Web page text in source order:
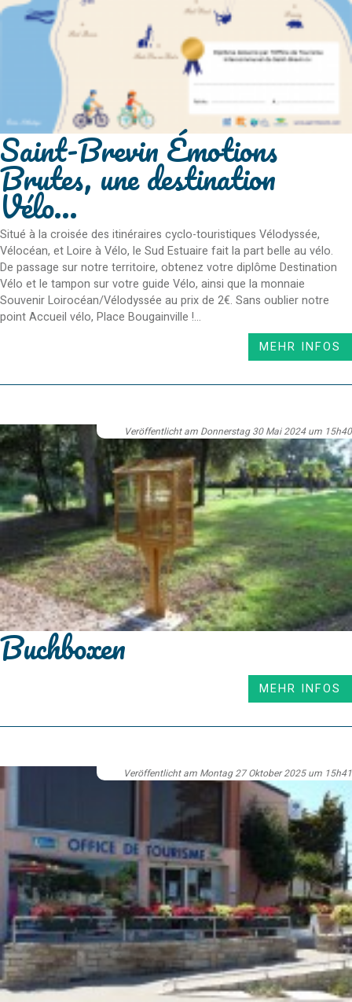
Saint-Brevin Émotions
Brutes, une destination
Vélo...
Situé à la croisée des itinéraires cyclo-touristiques Vélodyssée,
Vélocéan, et Loire à Vélo, le Sud Estuaire fait la part belle au vélo.
De passage sur notre territoire, obtenez votre diplôme Destination
Vélo et le tampon sur votre guide Vélo, ainsi que la monnaie
Souvenir Loirocéan/Vélodyssée au prix de 2€. Sans oublier notre
point Accueil vélo, Place Bougainville !...
MEHR INFOS
Buchboxen
Veröffentlicht am Donnerstag 30 Mai 2024 um 15h40
MEHR INFOS
Veröffentlicht am Montag 27 Oktober 2025 um 15h41